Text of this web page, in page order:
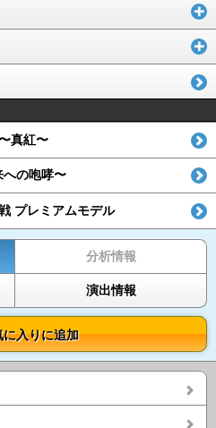
真紅〜
への咆哮〜
プレミアムモデル
分析情報
演出情報
に入りに追加